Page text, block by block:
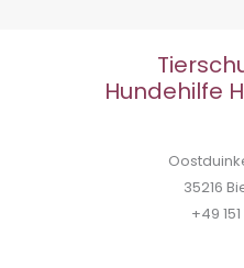
Hundehilfe
35216
+49 151